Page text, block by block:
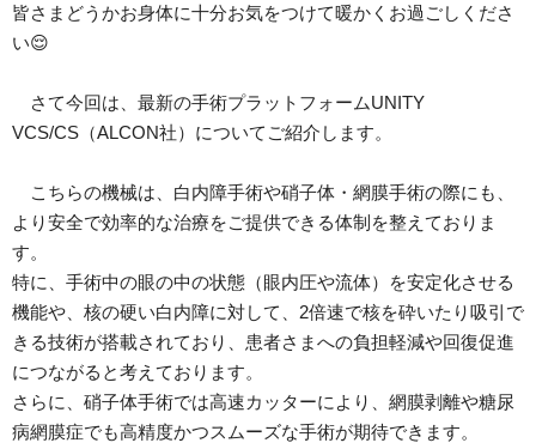
皆さまどうかお身体に十分お気をつけて暖かくお過ごしくださ
い😌
さて今回は、最新の手術プラットフォームUNITY
VCS/CS（ALCON社）についてご紹介します。
こちらの機械は、白内障手術や硝子体・網膜手術の際にも、
より安全で効率的な治療をご提供できる体制を整えておりま
す。
特に、手術中の眼の中の状態（眼内圧や流体）を安定化させる
機能や、核の硬い白内障に対して、2倍速で核を砕いたり吸引で
きる技術が搭載されており、患者さまへの負担軽減や回復促進
につながると考えております。
さらに、硝子体手術では高速カッターにより、網膜剥離や糖尿
病網膜症でも高精度かつスムーズな手術が期待できます。